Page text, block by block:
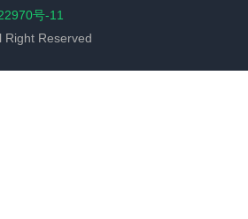
号-11
Right Reserved